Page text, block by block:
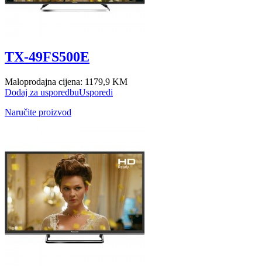
TX-49FS500E
Maloprodajna cijena: 1179,9 KM
Dodaj za usporedbuUsporedi
Naručite proizvod